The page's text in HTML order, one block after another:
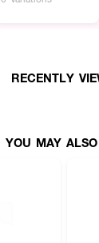
RECENTLY
YOU MAY